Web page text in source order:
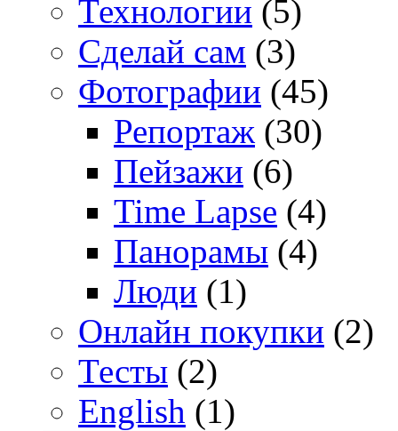
Технологии (5)
Сделай сам (3)
Фотографии (45)
Репортаж (30)
Пейзажи (6)
Time Lapse (4)
Панорамы (4)
Люди (1)
Онлайн покупки (2)
Тесты (2)
English (1)